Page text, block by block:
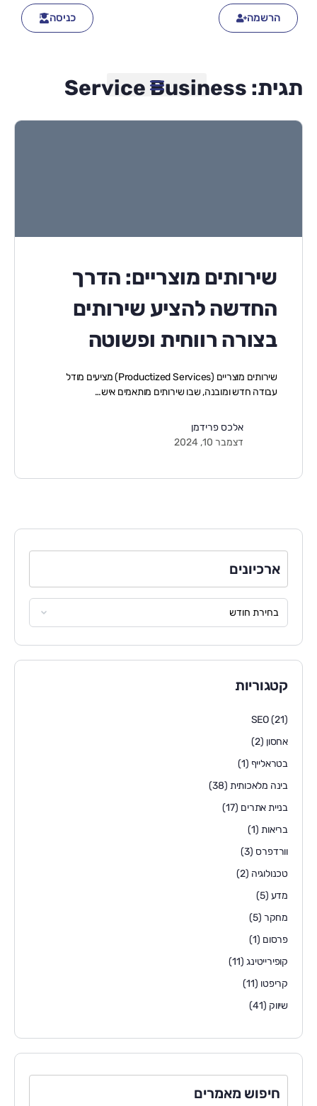
הרשמה כניסה
תגית: Service Business
שירותים מוצריים: הדרך
החדשה להציע שירותים
בצורה רווחית ופשוטה
שירותים מוצריים (Productized Services) מציעים מודל
עבודה חדש ומובנה, שבו שירותים מותאמים איש…
אלכס פרידמן
דצמבר 10, 2024
ארכיונים
קטגוריות
SEO(21)
אחסון (2)
בטראלייף (1)
בינה מלאכותית (38)
בניית אתרים (17)
בריאות(1)
וורדפרס (3)
טכנולוגיה (2)
מדע (5)
מחקר (5)
פרסום (1)
קופירייטינג(11)
קריפטו (11)
שיווק (41)
חיפוש מאמרים